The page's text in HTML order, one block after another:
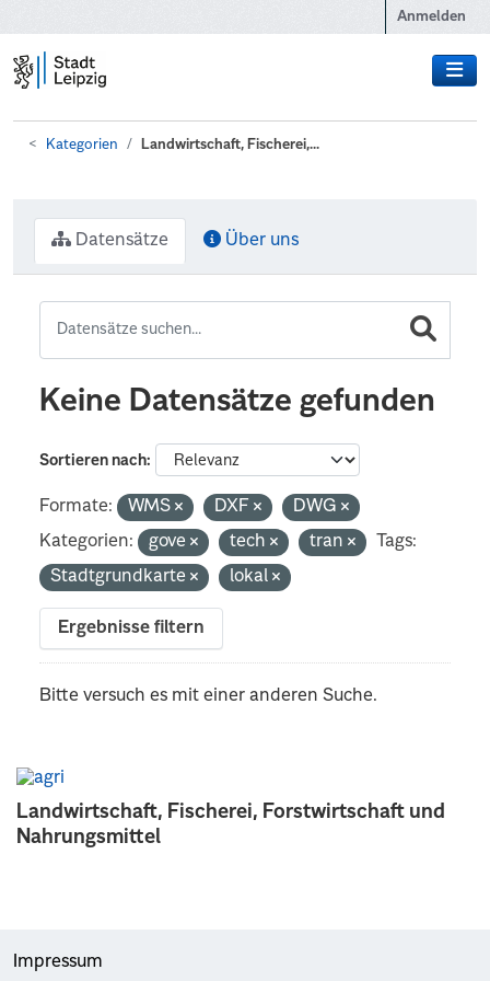
Anmelden
Kategorien Landwirtschaft, Fischerei,...
Landwirtschaft, Fischerei, Forstwirtschaft und
Nahrungsmittel
Datensätze Über uns
Keine Datensätze gefunden
Sortieren nach
Formate: WMS DXF
DWG
Kategorien:
gove tech tran
Tags:
Stadtgrundkarte
lokal
Ergebnisse filtern
Bitte versuch es mit einer anderen Suche.
Impressum